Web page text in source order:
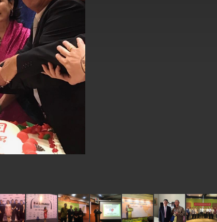
，期許數位轉 型迎向下個50年
榮